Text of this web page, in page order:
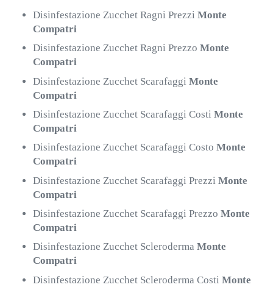
Disinfestazione Zucchet Ragni PrezziMonte
Compatri
Disinfestazione Zucchet Ragni PrezzoMonte
Compatri
Disinfestazione Zucchet ScarafaggiMonte
Compatri
Disinfestazione Zucchet Scarafaggi CostiMonte
Compatri
Disinfestazione Zucchet Scarafaggi CostoMonte
Compatri
Disinfestazione Zucchet Scarafaggi PrezziMonte
Compatri
Disinfestazione Zucchet Scarafaggi PrezzoMonte
Compatri
Disinfestazione Zucchet SclerodermaMonte
Compatri
Disinfestazione Zucchet Scleroderma CostiMonte